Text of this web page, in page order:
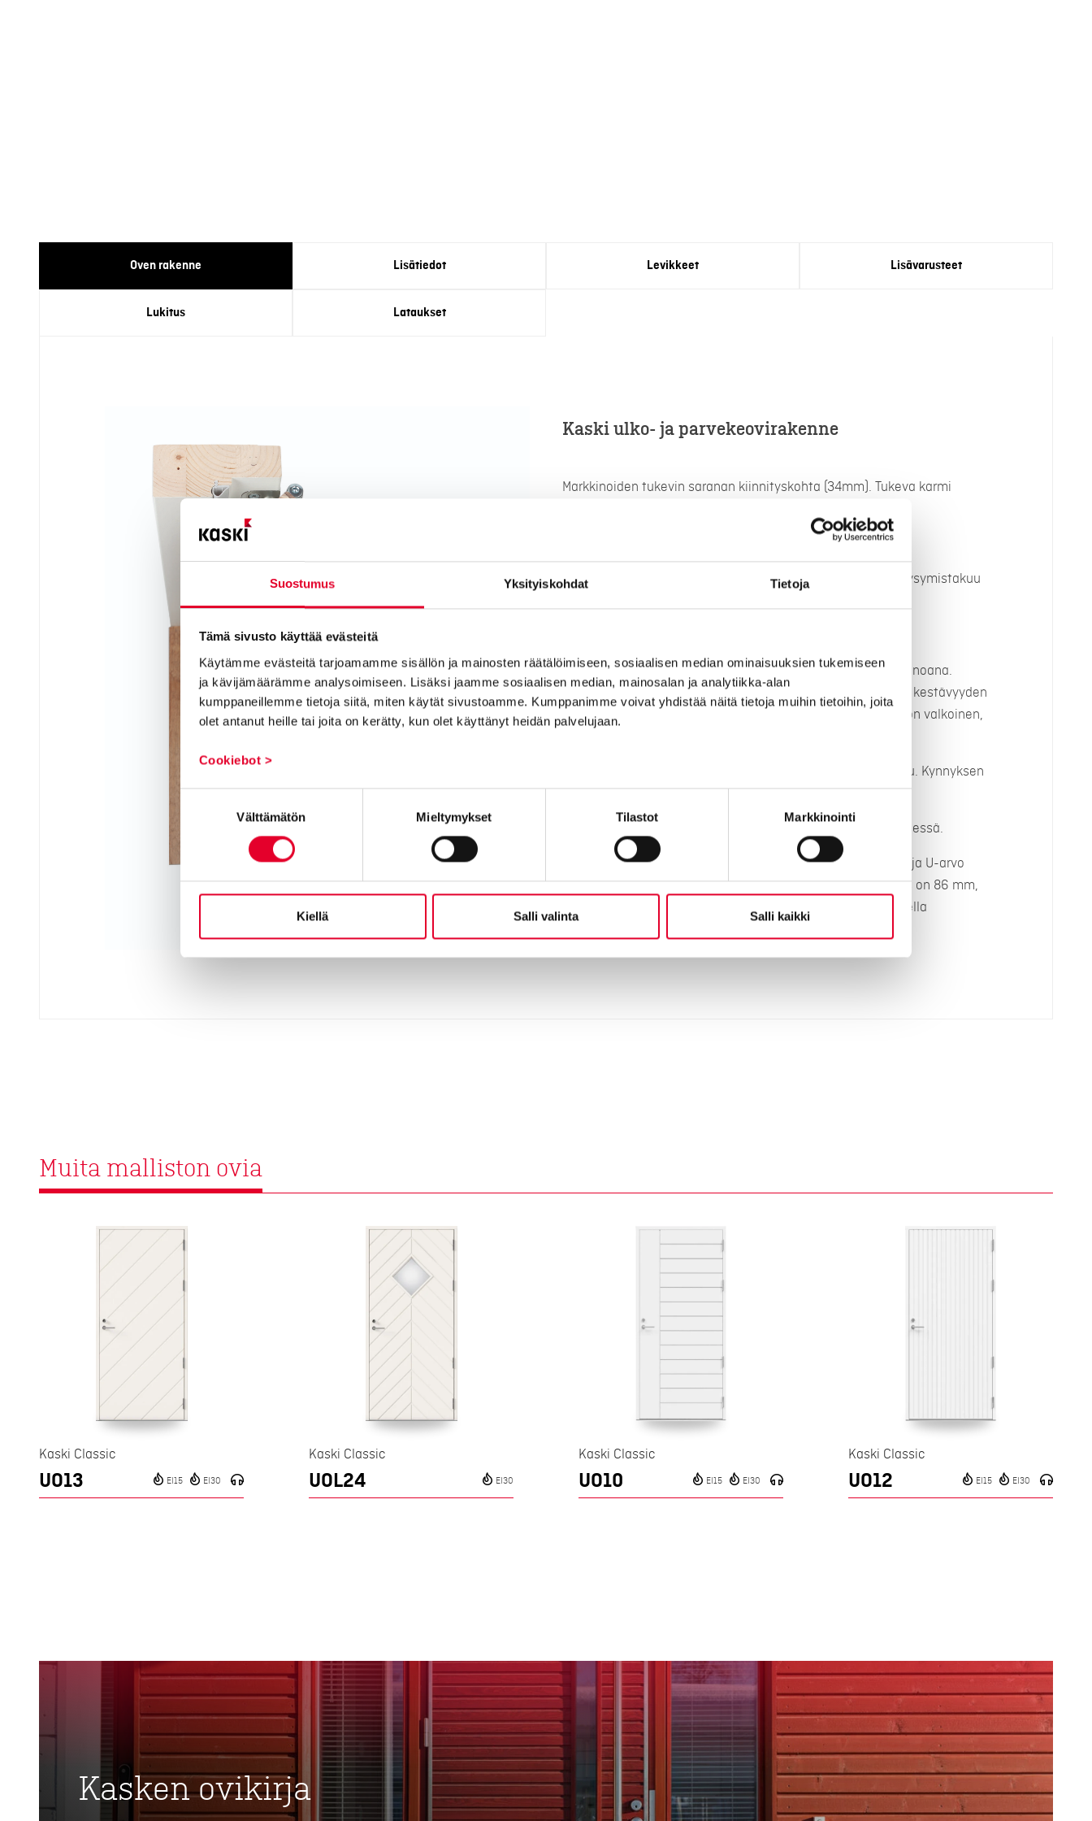
Suostumus Yksityiskohdat Tietoja
Tämä sivusto käyttää evästeitä
Käytämme evästeitä tarjoamamme sisällön ja mainosten räätälöimiseen, sosiaalisen median ominaisuuksien tukemiseen
ja kävijämäärämme analysoimiseen. Lisäksi jaamme sosiaalisen median, mainosalan ja analytiikka-alan
kumppaneillemme tietoja siitä, miten käytät sivustoamme. Kumppanimme voivat yhdistää näitä tietoja muihin tietoihin, joita
olet antanut heille tai joita on kerätty, kun olet käyttänyt heidän palvelujaan.
Cookiebot >
Välttämätön Mieltymykset Tilastot Markkinointi
Kiellä Salli valinta Salli kaikki
Oven rakenne Lisätiedot Levikkeet Lisävarusteet
Lukitus Lataukset
Kaski ulko- ja parvekeovirakenne
Markkinoiden tukevin saranan kiinnityskohta (34mm). Tukeva karmi
Liimapuulla vahvistettu runko. Markkinoiden pisin suoranapysymistakuu
Ovilehdessä kolminkertainen pintakäsittely, markkinoiden ainoana.
Kolminkertainen pintakäsittely takaa paremman kosteuden kestävyyden
ja laadun maalipinnalle. Hdf-levypintaisten ovien vakioväri on valkoinen,
Kulutusta kestävä kynnys (25mm), materiaalina öljytty koivu. Kynnyksen
etureuna ja kulutuslista kestävää alumiinia.
Erikoisleveällä tiivisteellä parempi eristävyys, myös kynnyksessä.
1.0-vakiorakenteella ovilehden kokonaisvahvuus on 62 mm ja U-arvo
aina 1.0 tai alle. Thermo-ovessa ovilehden kokonaisvahvuus on 86 mm,
joka on noin 30% paksumpi kuin vakio-ovi. Thermo-rakenteella
Muita malliston ovia
Kaski Classic
UO13 EI30
EI15
Kaski Classic
UOL24 EI30
Kaski Classic
UO10 EI30
EI15
Kaski Classic
UO12 EI30
EI15
Kasken ovikirja